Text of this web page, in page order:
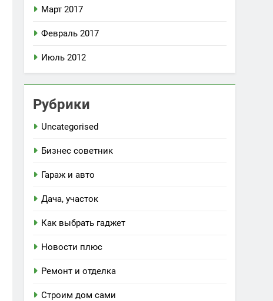
Март 2017
Февраль 2017
Июль 2012
Рубрики
Uncategorised
Бизнес советник
Гараж и авто
Дача, участок
Как выбрать гаджет
Новости плюс
Ремонт и отделка
Строим дом сами